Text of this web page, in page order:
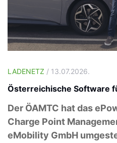
LADENETZ / 13.07.2026.
Österreichische Software
Der ÖAMTC hat das
Charge Point
eMobility GmbH